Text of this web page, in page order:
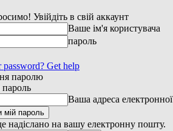
Увійдіть в свій аккаунт
Ваше ім'я користувача
пароль
Get help
паролю
Ваша адреса
надіслано на вашу електронну пошту.